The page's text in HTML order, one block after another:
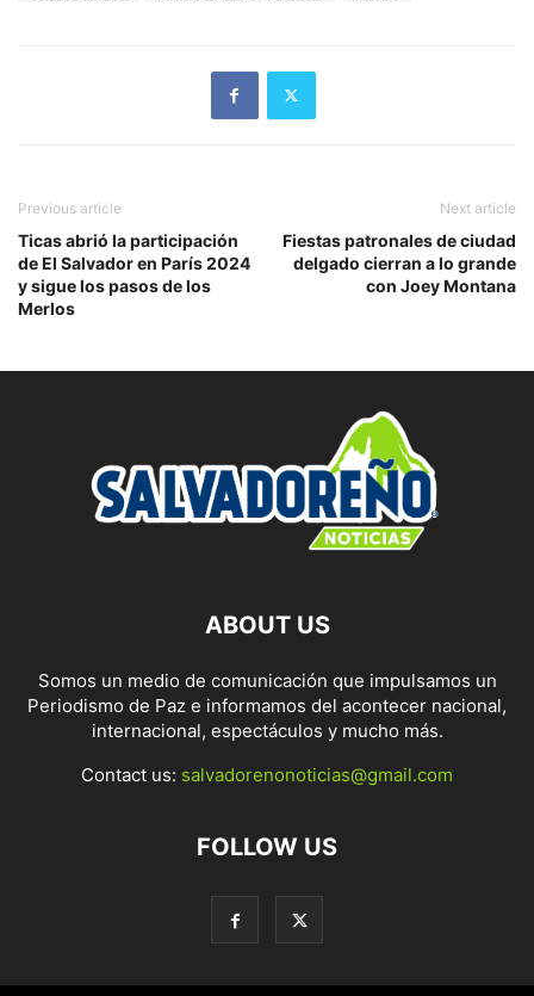
Previous article
Ticas abrió la participación
de El Salvador en París 2024
y sigue los pasos de los
Merlos
Next article
Fiestas patronales de ciudad
delgado cierran a lo grande
con Joey Montana
ABOUT US
Somos un medio de comunicación que impulsamos un
Periodismo de Paz e informamos del acontecer nacional,
internacional, espectáculos y mucho más.
Contact us: salvadorenonoticias@gmail.com
FOLLOW US